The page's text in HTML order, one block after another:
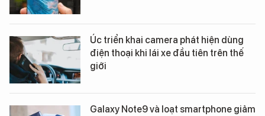
Úc triển khai camera phát hiện dùng
điện thoại khi lái xe đầu tiên trên thế
giới
Galaxy Note9 và loạt smartphone giảm